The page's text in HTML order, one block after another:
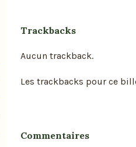
Trackbacks
Aucun trackback.
Les trackbacks pour ce
Commentaires